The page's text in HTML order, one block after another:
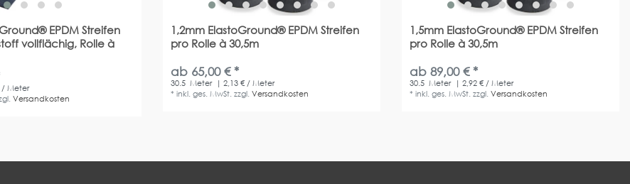
EPDM Streifen
vollflächig, Rolle à
/ Meter
Versandkosten
1,2mm ElastoGround® EPDM Streifen
pro Rolle à 30,5m
ab 65,00 € *
30.5 Meter | 2,13 € / Meter
*inkl. ges. MwSt.zzgl.Versandkosten
1,5mm ElastoGround® EPDM Streifen
pro Rolle à 30,5m
ab 89,00 € *
30.5 Meter | 2,92 € / Meter
*inkl. ges. MwSt.zzgl.Versandkosten